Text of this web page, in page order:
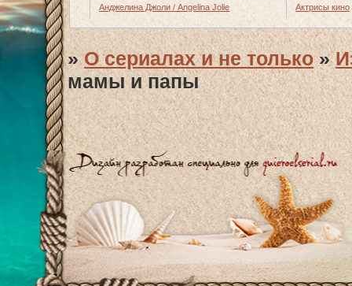
Анджелина Джоли / Angelina Jolie Актрисы кино
»О сериалах и не только »
мамы и папы